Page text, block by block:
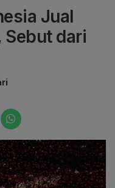
Jual
Sebut dari